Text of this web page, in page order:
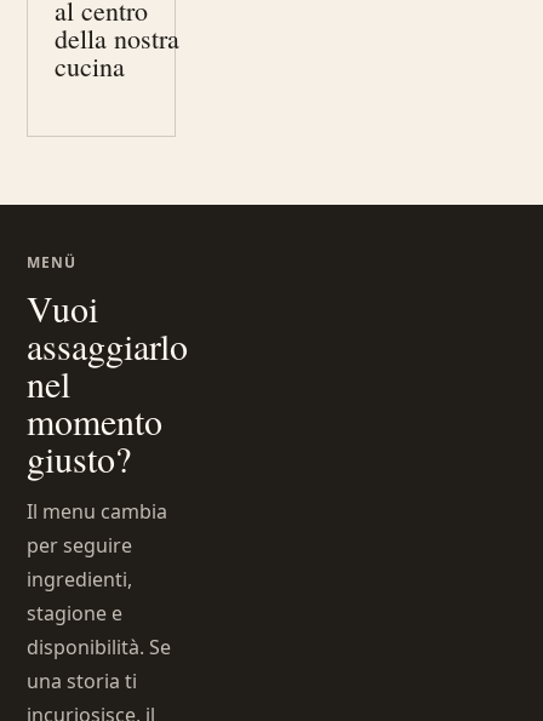
al centro
della nostra
cucina
MENÜ
Vuoi
assaggiarlo
nel
momento
giusto?
Il menu cambia
per seguire
ingredienti,
stagione e
disponibilità. Se
una storia ti
incuriosisce, il